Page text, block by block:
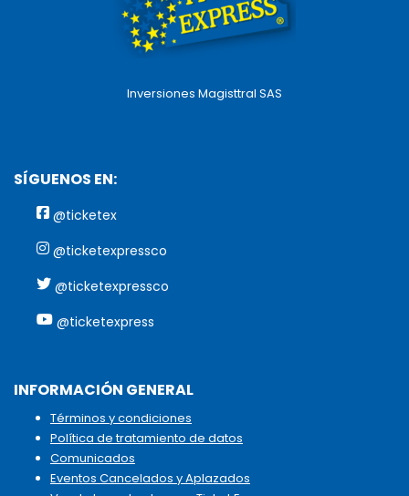
Inversiones Magisttral SAS
SÍGUENOS EN:
@ticketex
@ticketexpressco
@ticketexpressco
@ticketexpress
INFORMACIÓN GENERAL
Términos y condiciones
Política de tratamiento de datos
Comunicados
Eventos Cancelados y Aplazados